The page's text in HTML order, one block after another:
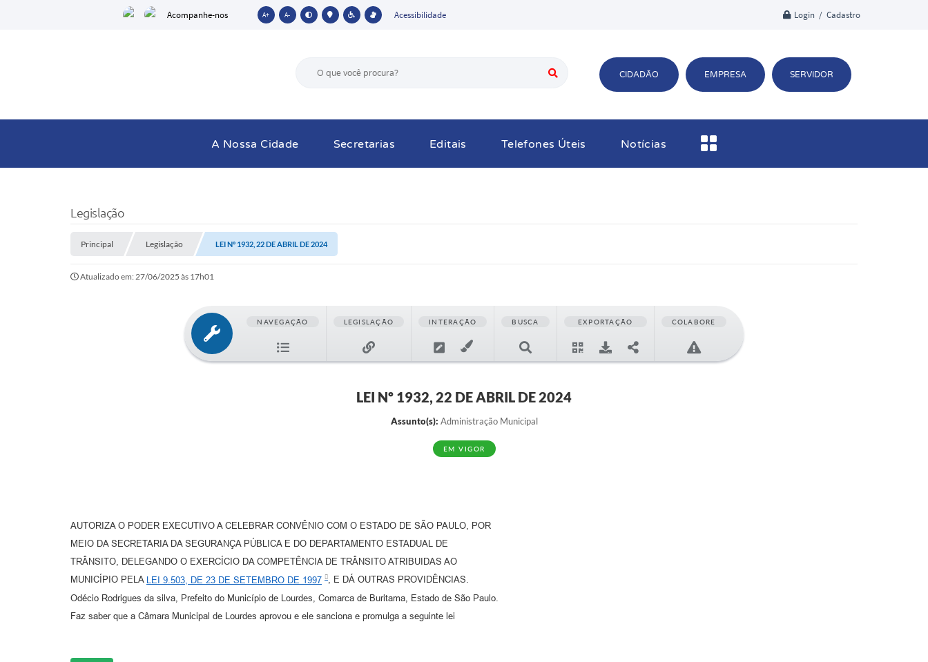
Login / Cadastro
Acompanhe-nos A+ A- Acessibilidade
CIDADÃO EMPRESA SERVIDOR
A Nossa Cidade Secretarias Editais Telefones Úteis Notícias
Legislação
Principal Legislação LEI Nº 1932, 22 DE ABRIL DE 2024
Atualizado em: 27/06/2025 às 17h01
NAVEGAÇÃO LEGISLAÇÃO INTERAÇÃO BUSCA EXPORTAÇÃO COLABORE
LEI Nº 1932, 22 DE ABRIL DE 2024
Assunto(s): Administração Municipal
EM VIGOR
AUTORIZA O PODER EXECUTIVO A CELEBRAR CONVÊNIO COM O ESTADO DE SÃO PAULO, POR
MEIO DA SECRETARIA DA SEGURANÇA PÚBLICA E DO DEPARTAMENTO ESTADUAL DE
TRÂNSITO, DELEGANDO O EXERCÍCIO DA COMPETÊNCIA DE TRÂNSITO ATRIBUIDAS AO
MUNICÍPIO PELA LEI 9.503, DE 23 DE SETEMBRO DE 1997
, E DÁ OUTRAS PROVIDÊNCIAS.
Odécio Rodrigues da silva, Prefeito do Município de Lourdes, Comarca de Buritama, Estado de São Paulo.
Faz saber que a Câmara Municipal de Lourdes aprovou e ele sanciona e promulga a seguinte lei